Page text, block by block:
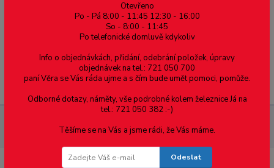
Menu
pojezdů, náhradní díly
Setrvačníky
Otevřeno
Po - Pá 8:00 - 11:45 12:30 - 16:00
So - 8:00 - 11:45
Po telefonické domluvě kdykoliv
Info o objednávkách, přidání, odebrání položek, úpravy
objednávek na tel.: 721 050 700
paní Věra se Vás ráda ujme a s čím bude umět pomoci, pomůže.
Odborné dotazy, náměty, vše podrobné kolem železnice Já na
tel.: 721 050 382 :-)
Těšíme se na Vás a jsme rádi, že Vás máme.
Odeslat